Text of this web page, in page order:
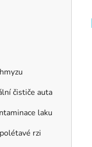
čističe auta
laku
rzi